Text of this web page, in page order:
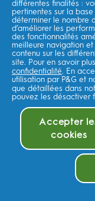
Je consens à
concernant des
promotionnelles de la
mail et sur les canaux
Procter & Gamble, le
vos données
site, d'interagir avec
envoyer des
Pour plus
en matière de
Vous avez au moins
Procter &
différentes finalités :
pertinentes sur la
déterminer le nombre
d’améliorer les
des fonctionnalités
meilleure navigation
contenu sur les
site. Pour en savoir
confidentialité. En
utilisation par P&G et
que détaillées dans
pouvez les désactiver
Accepter
cookies